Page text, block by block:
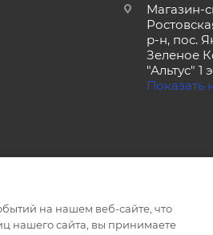
Магазин-
р-н, пос.
Зеленое
"Альтус" 1
Показать
на нашем веб-сайте, что
нашего сайта, вы принимаете